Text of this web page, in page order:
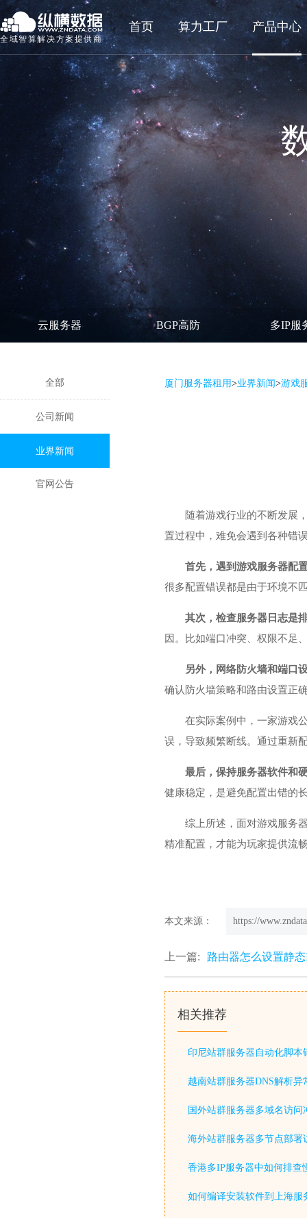
全域智算解决方案提供商
首页 算力工厂 产品中心
云服务器 BGP高防 多IP服
全部
公司新闻
业界新闻
官网公告
厦门服务器租用>业界新闻>游戏
随着游戏行业的不断发展
置过程中，难免会遇到各种错
首先，遇到游戏服务器配
很多配置错误都是由于环境不
其次，检查服务器日志是
因。比如端口冲突、权限不足
另外，网络防火墙和端口
确认防火墙策略和路由设置正
在实际案例中，一家游戏
误，导致频繁断线。通过重新
最后，保持服务器软件和
健康稳定，是避免配置出错的
综上所述，面对游戏服务
精准配置，才能为玩家提供流
本文来源： https://
上一篇: 路由器怎么设置静态
相关推荐
印尼站群服务器自动化脚本
越南站群服务器DNS解析异
国外站群服务器多域名访问
海外站群服务器多节点部署
香港多IP服务器中如何排查
如何编译安装软件到上海服